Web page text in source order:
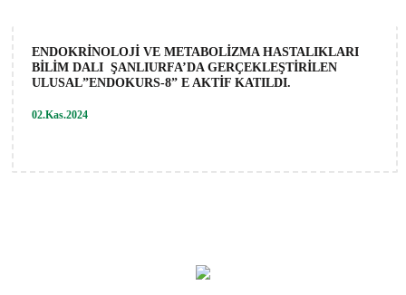
ENDOKRİNOLOJİ VE METABOLİZMA HASTALIKLARI
BİLİM DALI ŞANLIURFA’DA GERÇEKLEŞTİRİLEN
ULUSAL”ENDOKURS-8” E AKTİF KATILDI.
02.Kas.2024